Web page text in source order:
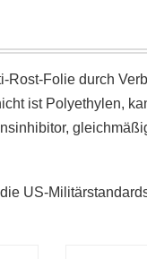
Folie durch
ist Polyethylen,
US-